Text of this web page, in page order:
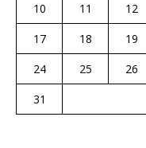
10
11 12
17
18 19
24
25 26
31